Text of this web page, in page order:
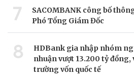
7
SACOMBANK công bố
Phó Tổng Giám Đốc
8
HDBank gia nhập nhóm
nhuận vượt 13.200 tỷ
trường vốn quốc tế